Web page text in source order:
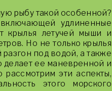
рыбу такой особенной?
удлиненные
крылья летучей мыши и
Но не только крылья
под водой, а также
делает ее маневренной и
эти аспекты,
этого морского